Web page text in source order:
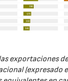
exportaciones
(expresado